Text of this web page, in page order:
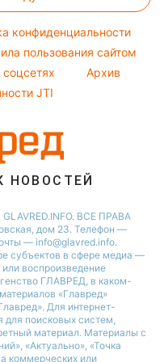
конфиденциальности
пользования сайтом
Архив
JTI
НОВОСТЕЙ
ВСЕ ПРАВА
дом 23. Телефон —
— info@glavred.info.
cубъектов в сфере медиа —
воспроизведение
ГЛАВРЕД, в каком-
«Главред»
Для интернет-
для поисковых систем,
материал. Материалы с
«Актуально», «Точка
коммерческих или